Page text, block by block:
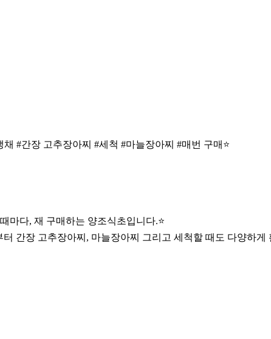
#간장 고추장아찌 #세척 #마늘장아찌 #매번 구매⭐️
마다, 재 구매하는 양조식초입니다.⭐️
간장 고추장아찌, 마늘장아찌 그리고 세척할 때도 다양하